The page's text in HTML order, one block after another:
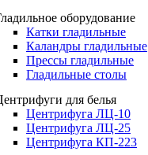
оборудование
Катки гладильные
Каландры гладильные
Прессы гладильные
Гладильные столы
для белья
Центрифуга ЛЦ-10
Центрифуга ЛЦ-25
Центрифуга КП-223